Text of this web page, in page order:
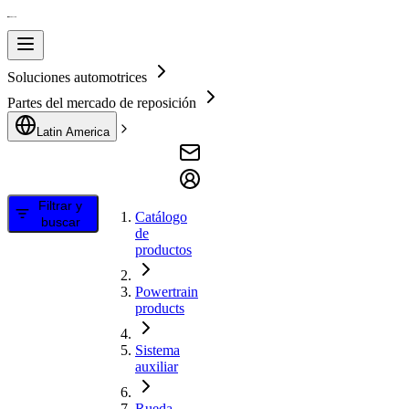
Soluciones automotrices
Partes del mercado de reposición
Latin America
Filtrar y
buscar
Catálogo
de
productos
Powertrain
products
Sistema
auxiliar